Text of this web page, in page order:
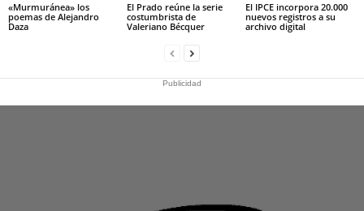
«Murmuránea» los
poemas de Alejandro
Daza
El Prado reúne la serie
costumbrista de
Valeriano Bécquer
El IPCE incorpora 20.000
nuevos registros a su
archivo digital
Publicidad